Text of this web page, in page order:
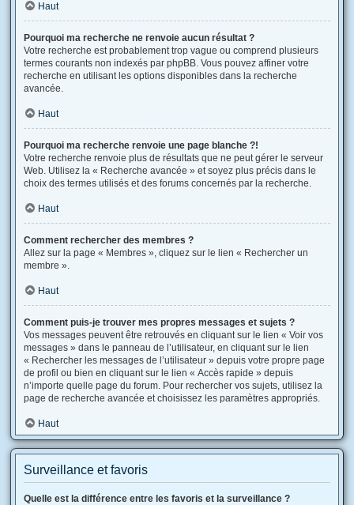
Haut
Pourquoi ma recherche ne renvoie aucun résultat ?
Votre recherche est probablement trop vague ou comprend plusieurs
termes courants non indexés par phpBB. Vous pouvez affiner votre
recherche en utilisant les options disponibles dans la recherche
avancée.
Haut
Pourquoi ma recherche renvoie une page blanche ?!
Votre recherche renvoie plus de résultats que ne peut gérer le serveur
Web. Utilisez la « Recherche avancée » et soyez plus précis dans le
choix des termes utilisés et des forums concernés par la recherche.
Haut
Comment rechercher des membres ?
Allez sur la page « Membres », cliquez sur le lien « Rechercher un
membre ».
Haut
Comment puis-je trouver mes propres messages et sujets ?
Vos messages peuvent être retrouvés en cliquant sur le lien « Voir vos
messages » dans le panneau de l’utilisateur, en cliquant sur le lien
« Rechercher les messages de l’utilisateur » depuis votre propre page
de profil ou bien en cliquant sur le lien « Accès rapide » depuis
n’importe quelle page du forum. Pour rechercher vos sujets, utilisez la
page de recherche avancée et choisissez les paramètres appropriés.
Haut
Surveillance et favoris
Quelle est la différence entre les favoris et la surveillance ?